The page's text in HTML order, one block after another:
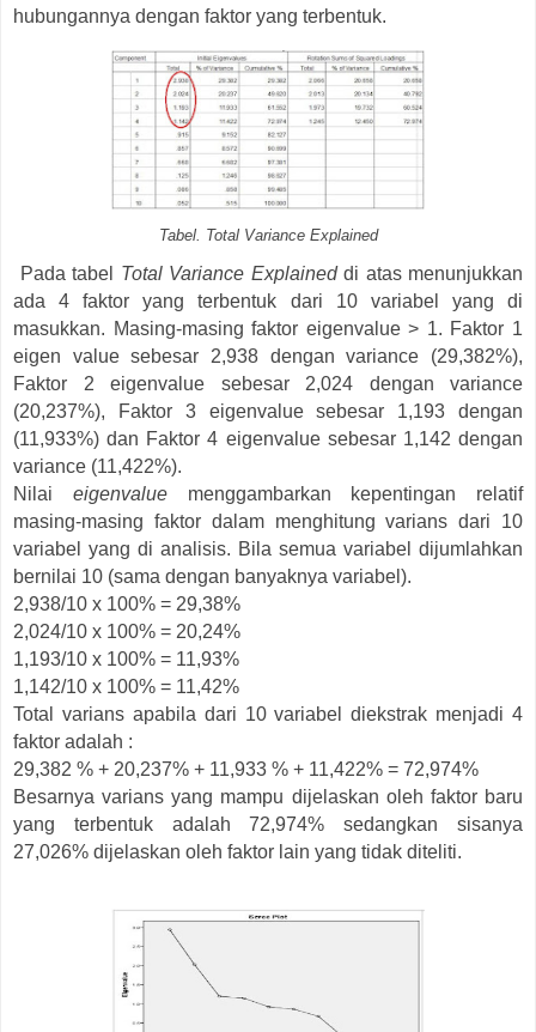
hubungannya dengan faktor yang terbentuk.
Tabel. Total Variance Explained
Pada tabel Total Variance Explained di atas menunjukkan
ada 4 faktor yang terbentuk dari 10 variabel yang di
masukkan. Masing-masing faktor eigenvalue > 1. Faktor 1
eigen value sebesar 2,938 dengan variance (29,382%),
Faktor 2 eigenvalue sebesar 2,024 dengan variance
(20,237%), Faktor 3 eigenvalue sebesar 1,193 dengan
(11,933%) dan Faktor 4 eigenvalue sebesar 1,142 dengan
variance (11,422%).
Nilai eigenvaluemenggambarkan kepentingan relatif
masing-masing faktor dalam menghitung varians dari 10
variabel yang di analisis. Bila semua variabel dijumlahkan
bernilai 10 (sama dengan banyaknya variabel).
2,938/10 x 100% = 29,38%
2,024/10 x 100% = 20,24%
1,193/10 x 100% = 11,93%
1,142/10 x 100% = 11,42%
Total varians apabila dari 10 variabel diekstrak menjadi 4
faktor adalah :
29,382 % + 20,237% + 11,933 % + 11,422% = 72,974%
Besarnya varians yang mampu dijelaskan oleh faktor baru
yang terbentuk adalah 72,974% sedangkan sisanya
27,026% dijelaskan oleh faktor lain yang tidak diteliti.